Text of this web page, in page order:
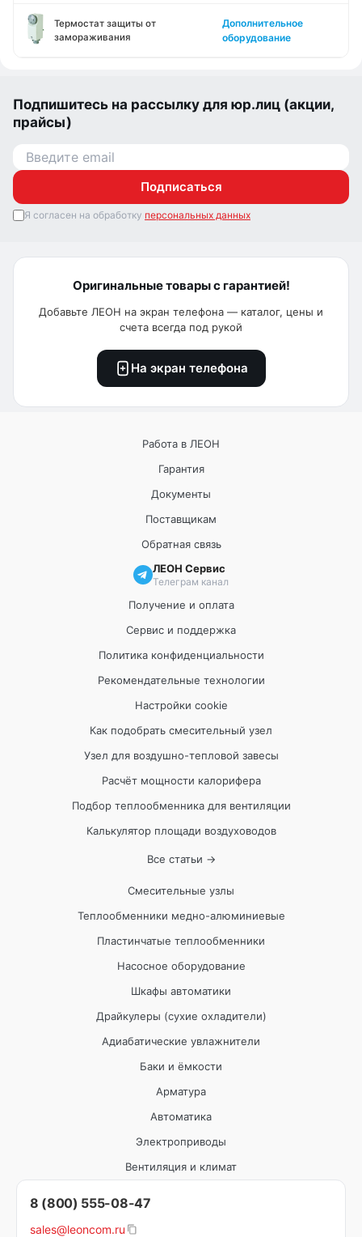
Термостат защиты от
замораживания
Дополнительное
оборудование
Подпишитесь на рассылку для юр.лиц (акции,
прайсы)
Подписаться
Я согласен на обработку персональных данных
Оригинальные товары с гарантией!
Добавьте ЛЕОН на экран телефона — каталог, цены и
счета всегда под рукой
На экран телефона
Работа в ЛЕОН
Гарантия
Документы
Поставщикам
Обратная связь
ЛЕОН Сервис
Телеграм канал
Получение и оплата
Сервис и поддержка
Политика конфиденциальности
Рекомендательные технологии
Настройки cookie
Как подобрать смесительный узел
Узел для воздушно-тепловой завесы
Расчёт мощности калорифера
Подбор теплообменника для вентиляции
Калькулятор площади воздуховодов
Все статьи →
Смесительные узлы
Теплообменники медно-алюминиевые
Пластинчатые теплообменники
Насосное оборудование
Шкафы автоматики
Драйкулеры (сухие охладители)
Адиабатические увлажнители
Баки и ёмкости
Арматура
Автоматика
Электроприводы
Вентиляция и климат
8 (800) 555-08-47
sales@leoncom.ru